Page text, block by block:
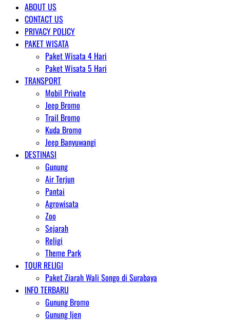
ABOUT US
CONTACT US
PRIVACY POLICY
PAKET WISATA
Paket Wisata 4 Hari
Paket Wisata 5 Hari
TRANSPORT
Mobil Private
Jeep Bromo
Trail Bromo
Kuda Bromo
Jeep Banyuwangi
DESTINASI
Gunung
Air Terjun
Pantai
Agrowisata
Zoo
Sejarah
Religi
Theme Park
TOUR RELIGI
Paket Ziarah Wali Songo di Surabaya
INFO TERBARU
Gunung Bromo
Gunung Ijen